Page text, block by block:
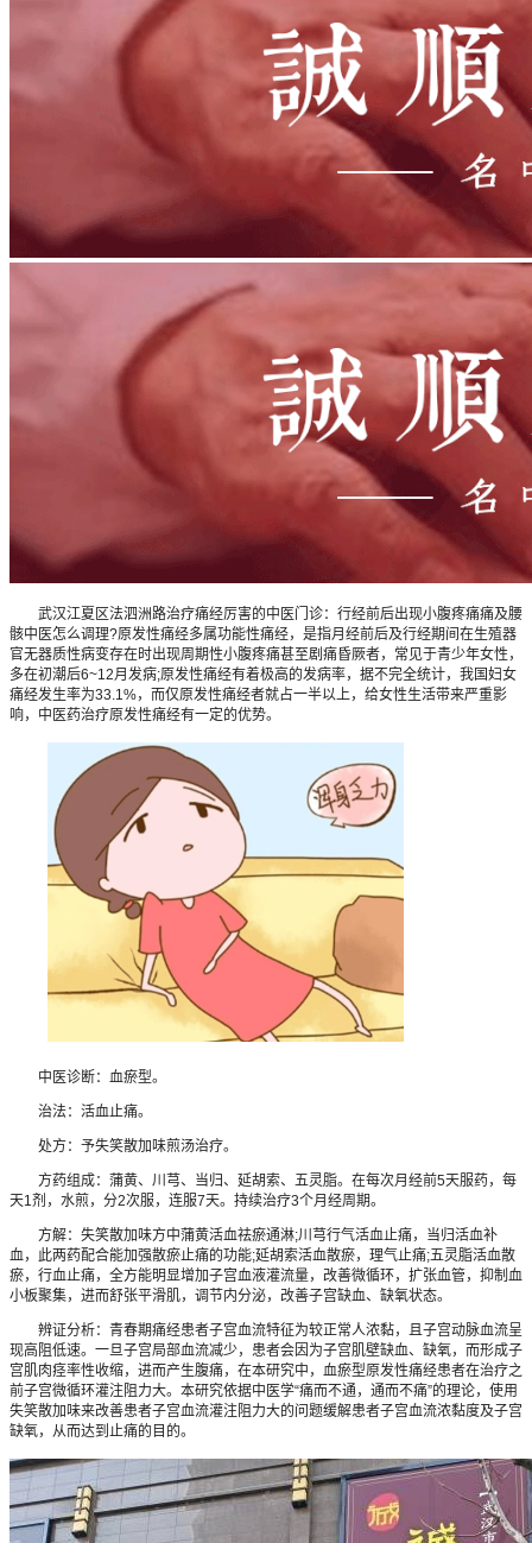
武汉江夏区法泗洲路治疗痛经厉害的中医门诊：行经前后出现小腹疼痛痛及腰
骸中医怎么调理?原发性痛经多属功能性痛经，是指月经前后及行经期间在生殖器
官无器质性病变存在时出现周期性小腹疼痛甚至剧痛昏厥者，常见于青少年女性，
多在初潮后6~12月发病;原发性痛经有着极高的发病率，据不完全统计，我国妇女
痛经发生率为33.1%，而仅原发性痛经者就占一半以上，给女性生活带来严重影
响，中医药治疗原发性痛经有一定的优势。
中医诊断：血瘀型。
治法：活血止痛。
处方：予失笑散加味煎汤治疗。
方药组成：蒲黄、川芎、当归、延胡索、五灵脂。在每次月经前5天服药，每
天1剂，水煎，分2次服，连服7天。持续治疗3个月经周期。
方解：失笑散加味方中蒲黄活血祛瘀通淋;川芎行气活血止痛，当归活血补
血，此两药配合能加强散瘀止痛的功能;延胡索活血散瘀，理气止痛;五灵脂活血散
瘀，行血止痛，全方能明显增加子宫血液灌流量，改善微循环，扩张血管，抑制血
小板聚集，进而舒张平滑肌，调节内分泌，改善子宫缺血、缺氧状态。
辨证分析：青春期痛经患者子宫血流特征为较正常人浓黏，且子宫动脉血流呈
现高阻低速。一旦子宫局部血流减少，患者会因为子宫肌壁缺血、缺氧，而形成子
宫肌肉痉率性收缩，进而产生腹痛，在本研究中，血瘀型原发性痛经患者在治疗之
前子宫微循环灌注阻力大。本研究依据中医学“痛而不通，通而不痛”的理论，使用
失笑散加味来改善患者子宫血流灌注阻力大的问题缓解患者子宫血流浓黏度及子宫
缺氧，从而达到止痛的目的。